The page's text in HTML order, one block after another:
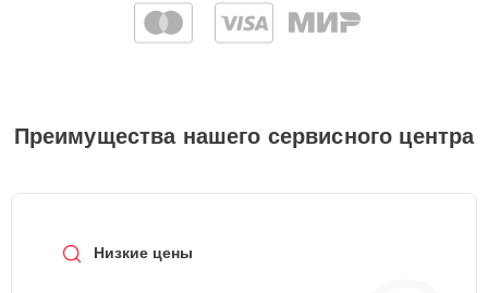
Преимущества нашего сервисного центра
Низкие цены